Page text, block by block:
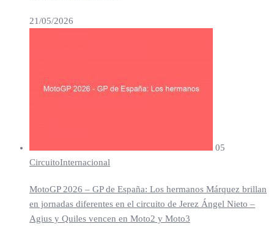
21/05/2026
05
CircuitoInternacional
MotoGP 2026 – GP de España: Los hermanos Márquez brillan
en jornadas diferentes en el circuito de Jerez Ángel Nieto –
Agius y Quiles vencen en Moto2 y Moto3